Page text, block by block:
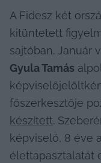
A Fidesz két
kitüntetett
sajtóban. Január
Gyula Tamás
főszerkesztője
készített.
képviselő, 8 éve
élettapasztalatát